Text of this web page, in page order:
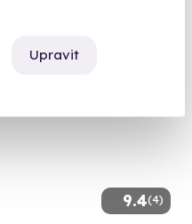
Upravit
9.4(4)